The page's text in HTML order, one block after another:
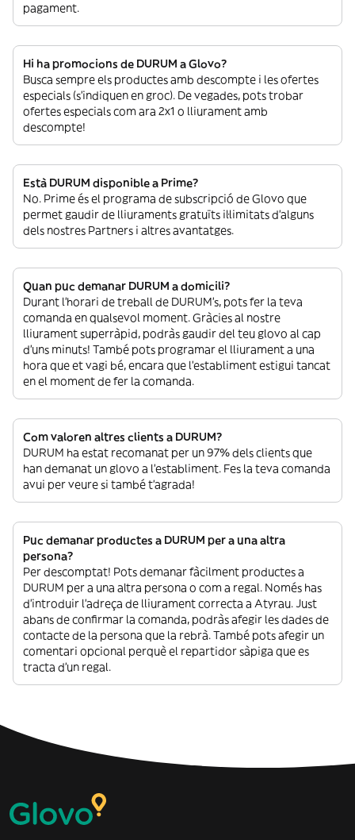
pagament.
Hi ha promocions de DURUM a Glovo?
Busca sempre els productes amb descompte i les ofertes
especials (s’indiquen en groc). De vegades, pots trobar
ofertes especials com ara 2x1 o lliurament amb
descompte!
Està DURUM disponible a Prime?
No. Prime és el programa de subscripció de Glovo que
permet gaudir de lliuraments gratuïts il·limitats d’alguns
dels nostres Partners i altres avantatges.
Quan puc demanar DURUM a domicili?
Durant l’horari de treball de DURUM’s, pots fer la teva
comanda en qualsevol moment. Gràcies al nostre
lliurament superràpid, podràs gaudir del teu glovo al cap
d’uns minuts! També pots programar el lliurament a una
hora que et vagi bé, encara que l’establiment estigui tancat
en el moment de fer la comanda.
Com valoren altres clients a DURUM?
DURUM ha estat recomanat per un 97% dels clients que
han demanat un glovo a l’establiment. Fes la teva comanda
avui per veure si també t’agrada!
Puc demanar productes a DURUM per a una altra
persona?
Per descomptat! Pots demanar fàcilment productes a
DURUM per a una altra persona o com a regal. Només has
d’introduir l’adreça de lliurament correcta a Atyrau. Just
abans de confirmar la comanda, podràs afegir les dades de
contacte de la persona que la rebrà. També pots afegir un
comentari opcional perquè el repartidor sàpiga que es
tracta d’un regal.